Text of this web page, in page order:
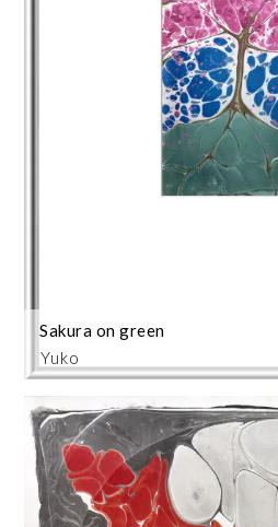
Yuko
Sakura on green